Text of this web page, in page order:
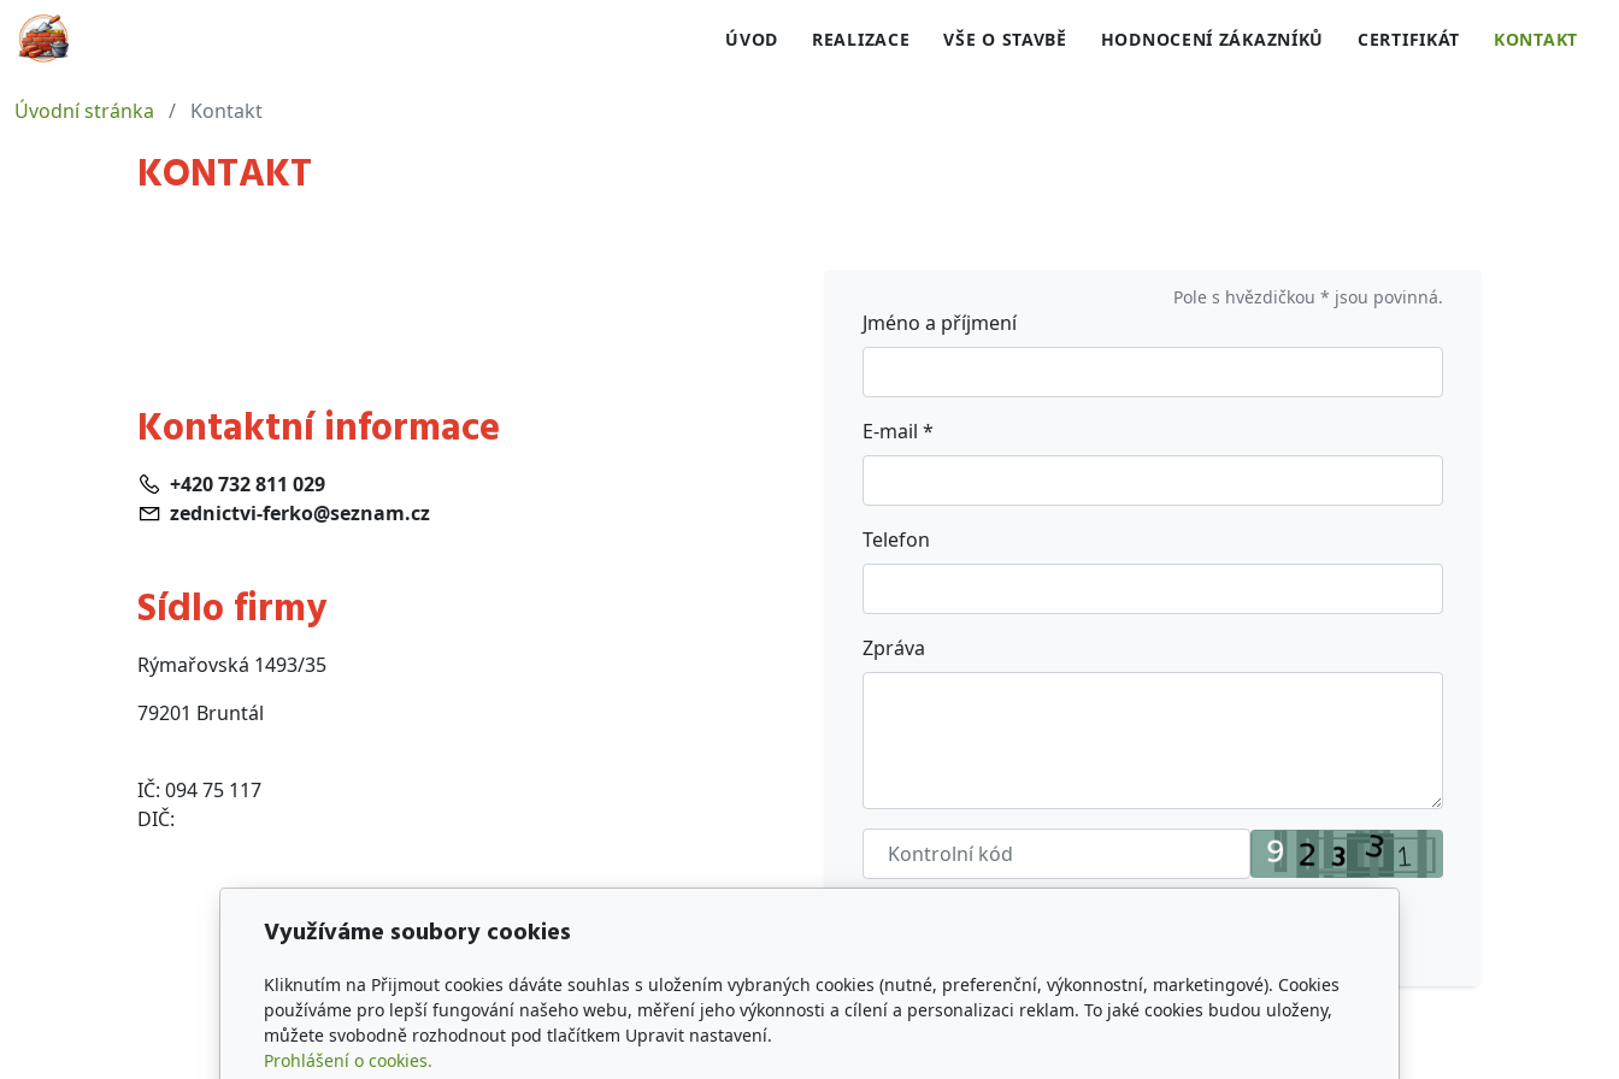
ÚVOD REALIZACE VŠE O STAVBĚ HODNOCENÍ ZÁKAZNÍKŮ CERTIFIKÁT KONTAKT
Úvodní stránka Kontakt
KONTAKT
Kontaktní informace
+420 732 811 029
zednictvi-ferko@seznam.cz
Sídlo firmy
Rýmařovská 1493/35
79201 Bruntál
IČ: 094 75 117
DIČ:
Pole s hvězdičkou * jsou povinná.
Jméno a příjmení
E-mail *
Telefon
Zpráva
Využíváme soubory cookies
Kliknutím na Přijmout cookies dáváte souhlas s uložením vybraných cookies (nutné, preferenční, výkonnostní, marketingové). Cookies
používáme pro lepší fungování našeho webu, měření jeho výkonnosti a cílení a personalizaci reklam. To jaké cookies budou uloženy,
můžete svobodně rozhodnout pod tlačítkem Upravit nastavení.
Prohlášení o cookies.